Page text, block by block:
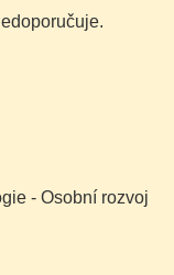
- Osobní rozvoj